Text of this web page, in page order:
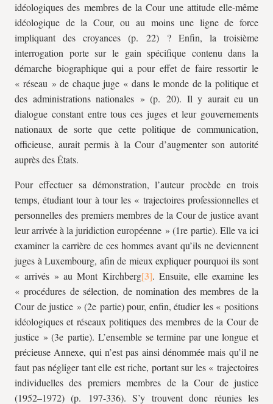
idéologiques des membres de la Cour une attitude elle-même
idéologique de la Cour, ou au moins une ligne de force
impliquant des croyances (p. 22) ? Enfin, la troisième
interrogation porte sur le gain spécifique contenu dans la
démarche biographique qui a pour effet de faire ressortir le
« réseau » de chaque juge « dans le monde de la politique et
des administrations nationales » (p. 20). Il y aurait eu un
dialogue constant entre tous ces juges et leur gouvernements
nationaux de sorte que cette politique de communication,
officieuse, aurait permis à la Cour d’augmenter son autorité
auprès des États.
Pour effectuer sa démonstration, l’auteur procède en trois
temps, étudiant tour à tour les « trajectoires professionnelles et
personnelles des premiers membres de la Cour de justice avant
leur arrivée à la juridiction européenne » (1re partie). Elle va ici
examiner la carrière de ces hommes avant qu’ils ne deviennent
juges à Luxembourg, afin de mieux expliquer pourquoi ils sont
« arrivés » au Mont Kirchberg
. Ensuite, elle examine les
« procédures de sélection, de nomination des membres de la
Cour de justice » (2e partie) pour, enfin, étudier les « positions
idéologiques et réseaux politiques des membres de la Cour de
justice » (3e partie). L’ensemble se termine par une longue et
précieuse Annexe, qui n’est pas ainsi dénommée mais qu’il ne
faut pas négliger tant elle est riche, portant sur les « trajectoires
individuelles des premiers membres de la Cour de justice
(1952–1972) (p. 197-336). S’y trouvent donc réunies les